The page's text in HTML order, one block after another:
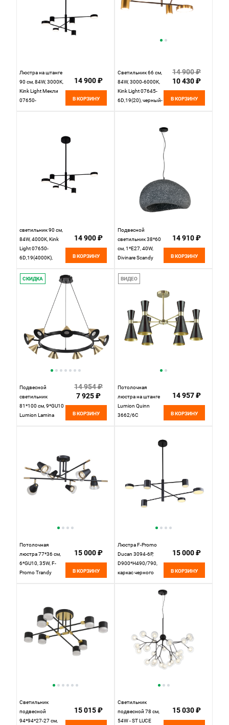
Люстра на штанге
90 см, 84W, 3000K,
Kink Light Мекли
07650-
14 900 ₽
В КОРЗИНУ
Светильник 66 см,
84W, 3000-6000K,
Kink Light 07645-
6D,19(20), черный-
14 900 ₽
10 430 ₽
В КОРЗИНУ
светильник 90 см,
84W, 4000K, Kink
Light 07650-
6D,19(4000K),
14 900 ₽
В КОРЗИНУ
Подвесной
светильник 38*60
см, 1*E27, 40W,
Divinare Scandy
Черный
14 910 ₽
В КОРЗИНУ
СКИДКА
Подвесной
светильник
81*100 см, 9*GU10
Lumion Lamina
14 954 ₽
7 925 ₽
В КОРЗИНУ
ВИДЕО
Потолочная
люстра на штанге
Lumion Quinn
3662/6C
14 957 ₽
В КОРЗИНУ
Потолочная
люстра 77*36 см,
6*GU10, 35W, F-
Promo Trandy
15 000 ₽
В КОРЗИНУ
Люстра F-Promo
Ducan 3094-6P,
D900*H490/790,
каркас черного
15 000 ₽
В КОРЗИНУ
Светильник
подвесной
94*94*27-27 см,
15 015 ₽
Светильник
подвесной 78 см,
54W - ST LUCE
15 030 ₽